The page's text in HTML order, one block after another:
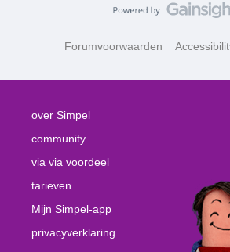
Forumvoorwaarden
over Simpel
community
via via voordeel
tarieven
Mijn Simpel-app
privacyverklaring